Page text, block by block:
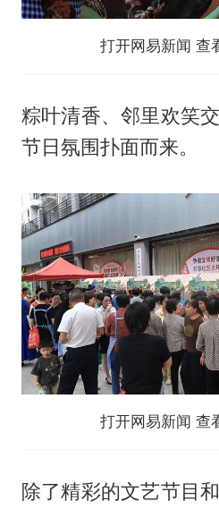
打开网易新闻 查
粽叶清香、邻里欢笑
节日氛围扑面而来。
打开网易新闻 查
除了精彩的文艺节目